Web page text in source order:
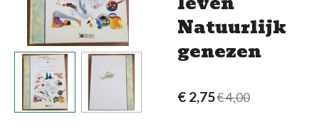
Natuurlijk
genezen
€ 2,75€ 4,00